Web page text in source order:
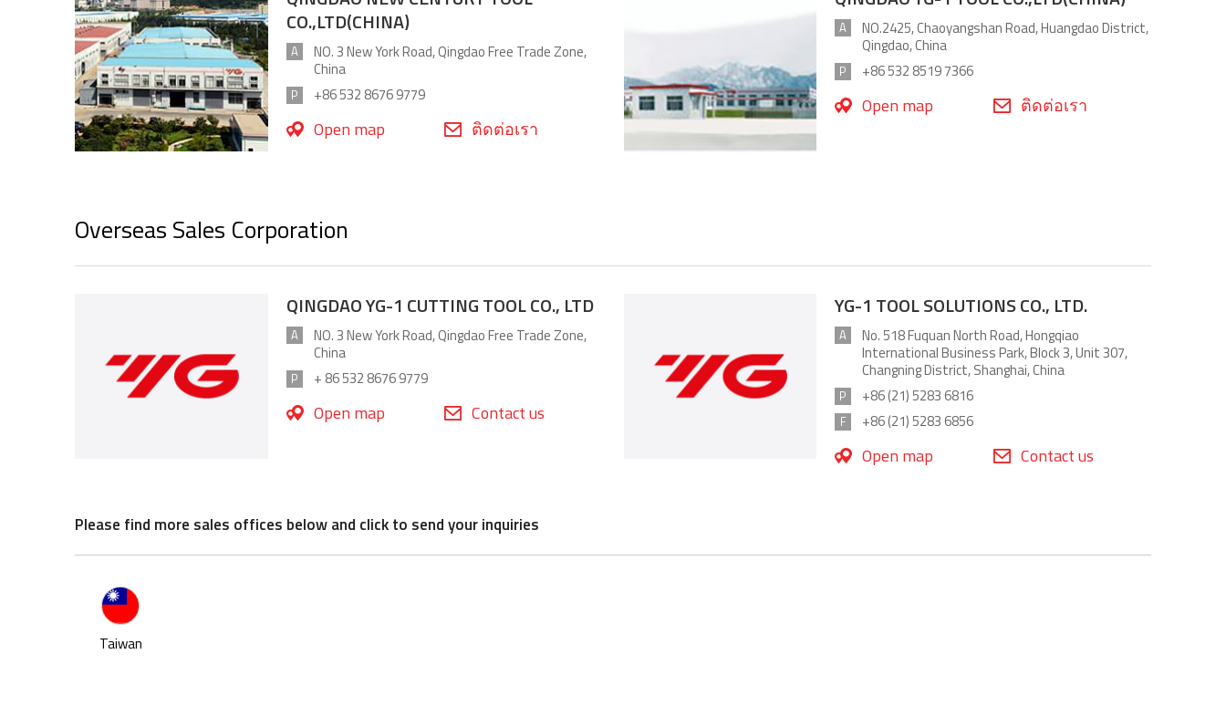
CO.,LTD(CHINA)
A
NO. 3 New York Road, Qingdao Free Trade Zone,
China
P +86 532 8676 9779
Open map ติดต่อเรา
A
NO.2425, Chaoyangshan Road, Huangdao District,
Qingdao, China
P +86 532 8519 7366
Open map ติดต่อเรา
Overseas Sales Corporation
QINGDAO YG-1 CUTTING TOOL CO., LTD
A
NO. 3 New York Road, Qingdao Free Trade Zone,
China
P + 86 532 8676 9779
Open map Contact us
YG-1 TOOL SOLUTIONS CO., LTD.
A
No. 518 Fuquan North Road, Hongqiao
International Business Park, Block 3, Unit 307,
Changning District, Shanghai, China
P +86 (21) 5283 6816
F +86 (21) 5283 6856
Open map Contact us
Please find more sales offices below and click to send your inquiries
Taiwan